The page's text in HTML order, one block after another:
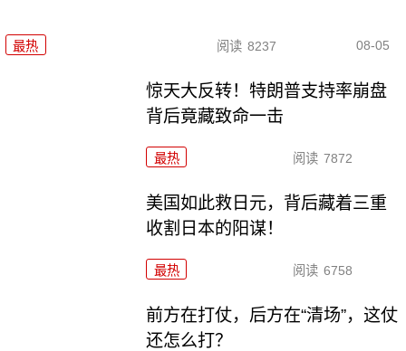
最热 阅读 8237 08-05
惊天大反转！特朗普支持率崩盘
背后竟藏致命一击
最热 阅读 7872
美国如此救日元，背后藏着三重
收割日本的阳谋！
最热 阅读 6758
前方在打仗，后方在“清场”，这仗
还怎么打？